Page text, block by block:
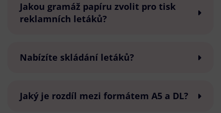
Jakou gramáž papíru zvolit pro tisk
reklamních letáků?
Nabízíte skládání letáků?
Jaký je rozdíl mezi formátem A5 a DL?